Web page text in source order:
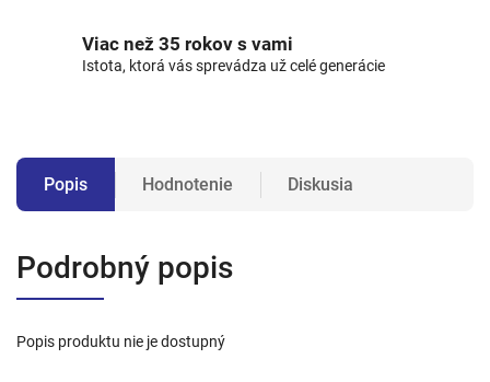
Viac než 35 rokov s vami
Istota, ktorá vás sprevádza už celé generácie
Popis Hodnotenie Diskusia
Podrobný popis
Popis produktu nie je dostupný